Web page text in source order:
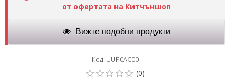
от офертата на Китчъншоп
Вижте подобни продукти
Код: UUP0AC00